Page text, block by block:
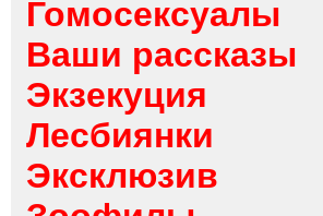
Гомосексуалы
Ваши рассказы
Экзекуция
Лесбиянки
Эксклюзив